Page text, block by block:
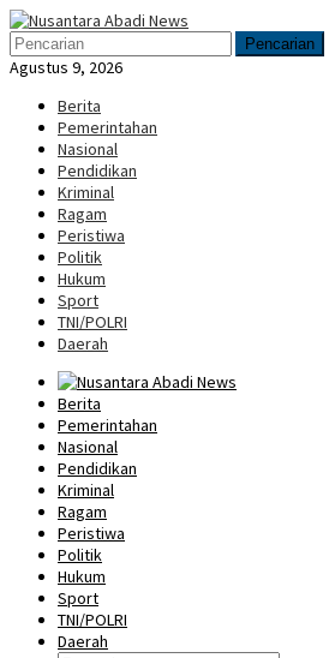
Loncat
ke
konten
Menu
Mobile
Pencarian
Agustus 9, 2026
Berita
Pemerintahan
Nasional
Pendidikan
Kriminal
Ragam
Peristiwa
Politik
Hukum
Sport
TNI/POLRI
Daerah
Berita
Pemerintahan
Nasional
Pendidikan
Kriminal
Ragam
Peristiwa
Politik
Hukum
Sport
TNI/POLRI
Daerah